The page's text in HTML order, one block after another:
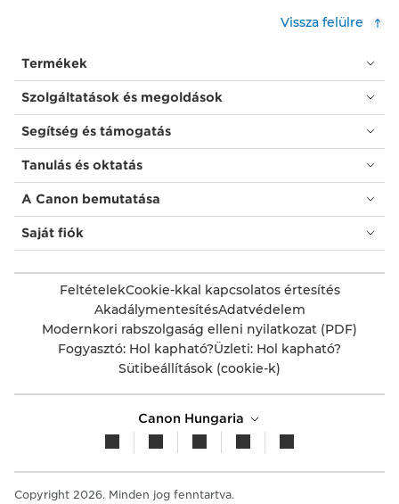
Vissza felülre
Termékek
Szolgáltatások és megoldások
Segítség és támogatás
Tanulás és oktatás
A Canon bemutatása
Saját fiók
FeltételekCookie-kkal kapcsolatos értesítés
AkadálymentesítésAdatvédelem
Modernkori rabszolgaság elleni nyilatkozat (PDF)
Fogyasztó: Hol kapható?Üzleti: Hol kapható?
Sütibeállítások (cookie-k)
Canon Hungaria
Copyright 2026. Minden jog fenntartva.